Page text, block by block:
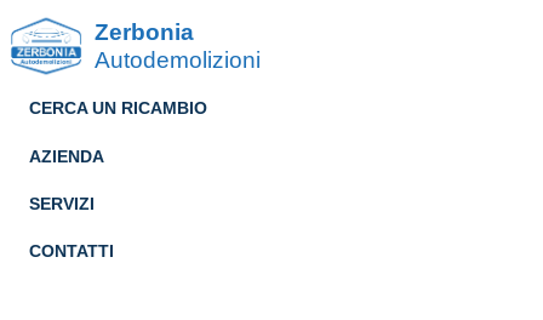
Zerbonia
Autodemolizioni
CERCA UN RICAMBIO
AZIENDA
SERVIZI
CONTATTI